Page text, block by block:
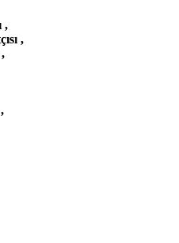
,
,